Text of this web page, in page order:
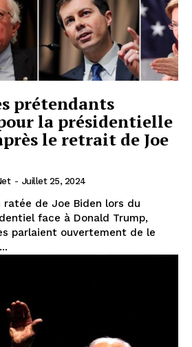
prétendants
la présidentielle
le retrait de Joe
- Juillet 25, 2024
de Joe Biden lors du
face à Donald Trump,
parlaient ouvertement de le